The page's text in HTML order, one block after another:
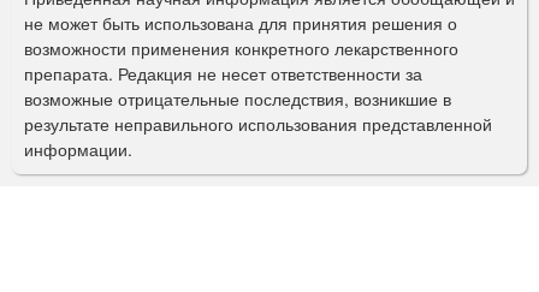
о
и
с
к
не может быть использована для принятия решения о
возможности применения конкретного лекарственного
препарата. Редакция не несет ответственности за
возможные отрицательные последствия, возникшие в
результате неправильного использования представленной
информации.